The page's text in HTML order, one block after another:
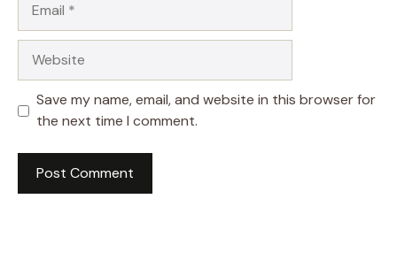
Save my name, email, and website in this browser for
the next time I comment.